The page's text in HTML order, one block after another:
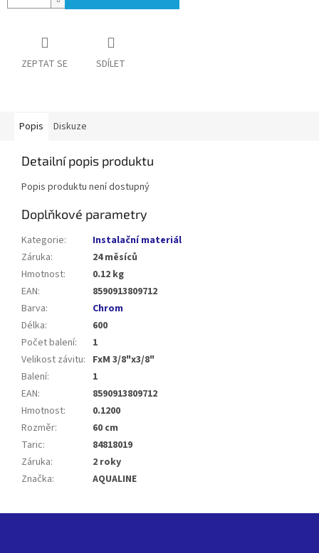
ZEPTAT SE SDÍLET
Popis Diskuze
Detailní popis produktu
Popis produktu není dostupný
Doplňkové parametry
Kategorie:
Instalační materiál
Záruka:
24 měsíců
Hmotnost:
0.12 kg
EAN:
8590913809712
Barva:
Chrom
Délka:
600
Počet balení:
1
Velikost závitu: FxM 3/8"x3/8"
Balení:
1
EAN:
8590913809712
Hmotnost:
0.1200
Rozměr:
60 cm
Taric:
84818019
Záruka:
2 roky
Značka: AQUALINE